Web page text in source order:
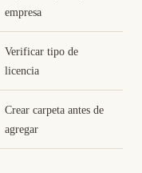
empresa
Verificar tipo de
licencia
Crear carpeta antes de
agregar